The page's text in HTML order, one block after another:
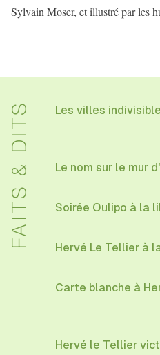
Sylvain Moser, et illustré par les
FAITS & DITS